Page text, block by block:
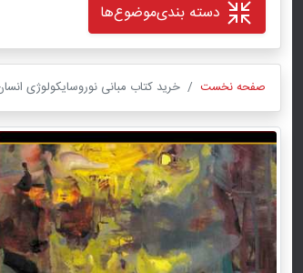
دسته بندیموضوع‌ها
صفحه نخست خرید کتاب مبانی نوروسایکولوژی